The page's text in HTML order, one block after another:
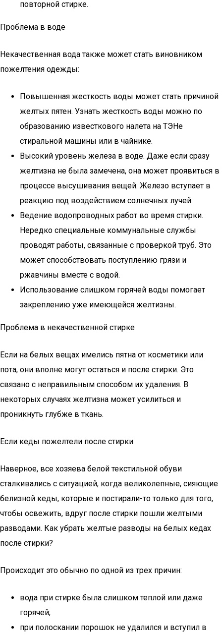
повторной стирке.
Проблема в воде
Некачественная вода также может стать виновником
пожелтения одежды:
Повышенная жесткость воды может стать причиной
желтых пятен. Узнать жесткость воды можно по
образованию известкового налета на ТЭНе
стиральной машины или в чайнике.
Высокий уровень железа в воде. Даже если сразу
желтизна не была замечена, она может проявиться в
процессе высушивания вещей. Железо вступает в
реакцию под воздействием солнечных лучей.
Ведение водопроводных работ во время стирки.
Нередко специальные коммунальные службы
проводят работы, связанные с проверкой труб. Это
может способствовать поступлению грязи и
ржавчины вместе с водой.
Использование слишком горячей воды помогает
закреплению уже имеющейся желтизны.
Проблема в некачественной стирке
Если на белых вещах имелись пятна от косметики или
пота, они вполне могут остаться и после стирки. Это
связано с неправильным способом их удаления. В
некоторых случаях желтизна может усилиться и
проникнуть глубже в ткань.
Если кеды пожелтели после стирки
Наверное, все хозяева белой текстильной обуви
сталкивались с ситуацией, когда великолепные, сияющие
белизной кеды, которые и постирали-то только для того,
чтобы освежить, вдруг после стирки пошли желтыми
разводами. Как убрать желтые разводы на белых кедах
после стирки?
Происходит это обычно по одной из трех причин:
вода при стирке была слишком теплой или даже
горячей;
при полоскании порошок не удалился и вступил в